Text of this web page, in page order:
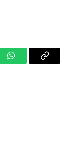
WhatsAppCopy